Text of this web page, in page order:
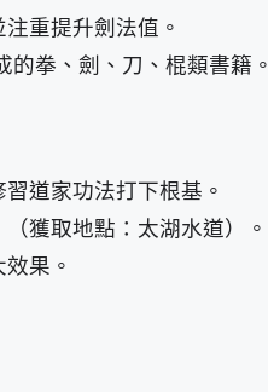
重提升劍法值。
拳、劍、刀、棍類書籍。
道家功法打下根基。
獲取地點：太湖水道）。
果。